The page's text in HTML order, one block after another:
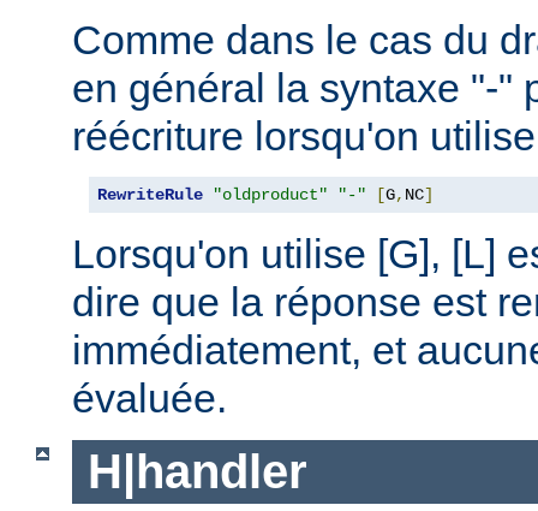
Comme dans le cas du
en général la syntaxe "-"
réécriture lorsqu'on
RewriteRule "oldproduct" "-" [G, NC]
Lorsqu'on utilise [G], [L]
dire que la réponse est
immédiatement, et
évaluée.
H|handler